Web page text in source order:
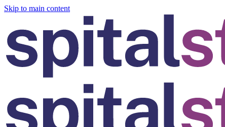
Skip to main content